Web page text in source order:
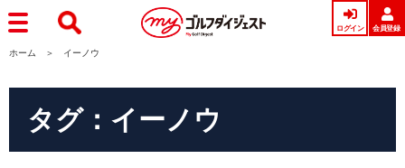
ログイン 会員登録
ホーム イーノウ
タグ：イーノウ